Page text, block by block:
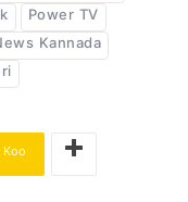
Power TV
Kannada
Koo